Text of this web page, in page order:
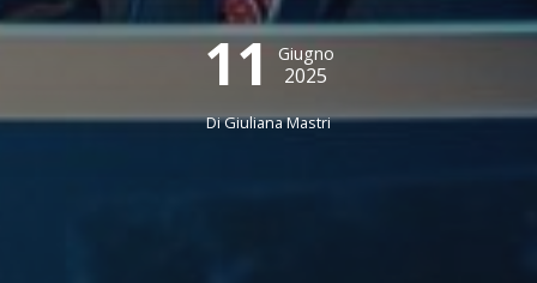
11 Giugno
2025
Di Giuliana Mastri